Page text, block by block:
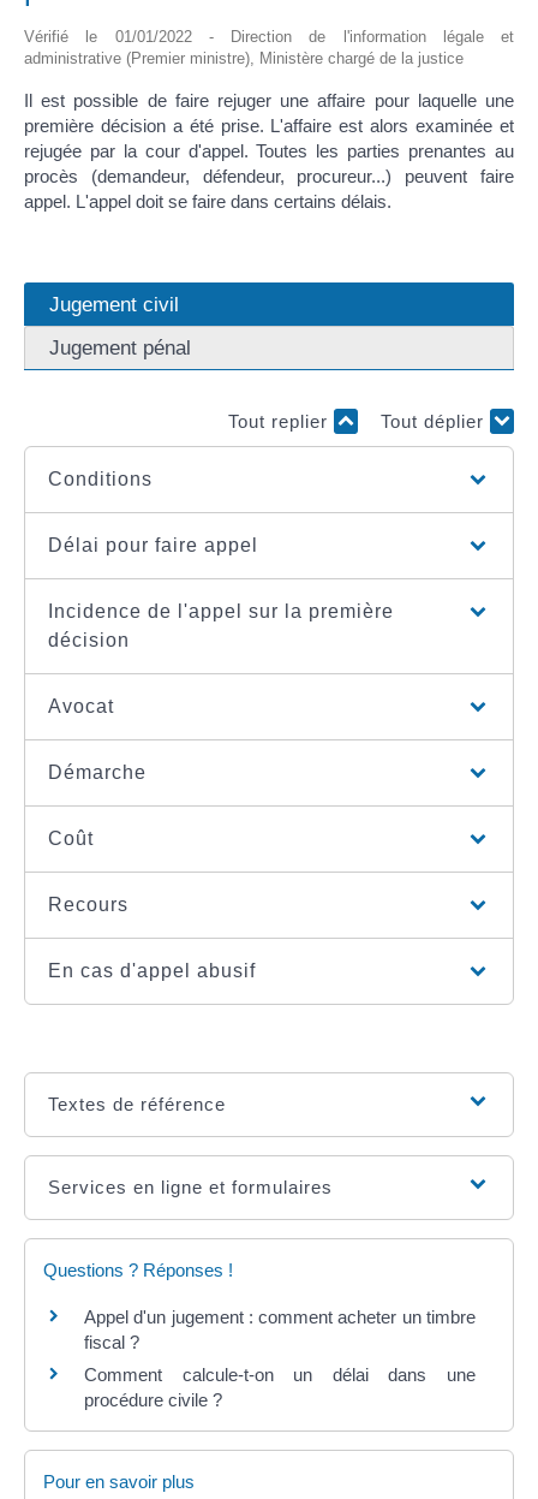
Vérifié le 01/01/2022 - Direction de l'information légale et
administrative (Premier ministre), Ministère chargé de la justice
Il est possible de faire rejuger une affaire pour laquelle une
première décision a été prise. L'affaire est alors examinée et
rejugée par la cour d'appel. Toutes les parties prenantes au
procès (demandeur, défendeur, procureur...) peuvent faire
appel. L'appel doit se faire dans certains délais.
Jugement civil
Jugement pénal
Tout replier Tout déplier
Conditions
Délai pour faire appel
Incidence de l'appel sur la première
décision
Avocat
Démarche
Coût
Recours
En cas d'appel abusif
Textes de référence
Services en ligne et formulaires
Questions ? Réponses !
Appel d'un jugement : comment acheter un timbre
fiscal ?
Comment calcule-t-on un délai dans une
procédure civile ?
Pour en savoir plus